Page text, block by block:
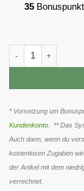
35
Sinob Vitamin C
* Vorsetzung um
Kundenkonto. ** Das
Auch dann, wenn du
kostenlosen Zugaben
der Artikel mit dem
verrechnet.